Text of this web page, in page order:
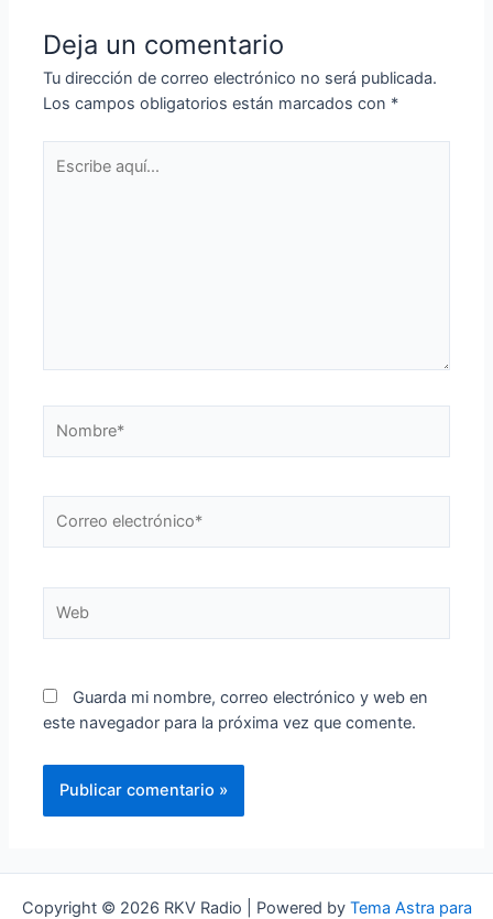
Deja un comentario
Tu dirección de correo electrónico no será publicada.
Los campos obligatorios están marcados con *
aquí...
electrónico*
Guarda mi nombre, correo electrónico y web en
este navegador para la próxima vez que comente.
Copyright © 2026 RKV Radio | Powered by Tema Astra para